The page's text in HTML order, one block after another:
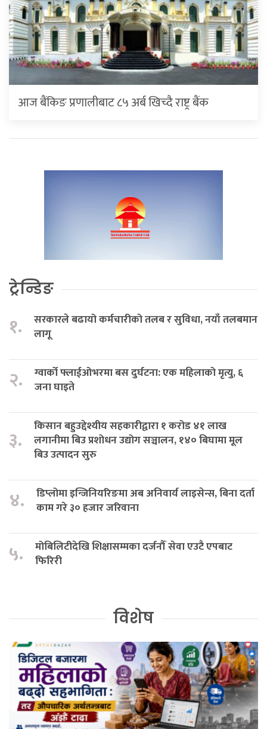
आज बैंकिङ प्रणालीबाट ८५ अर्ब खिच्दै राष्ट्र बैंक
ट्रेन्डिङ
१.
सरकारले बढायो कर्मचारीको तलब र सुविधा, नयाँ तलबमान
लागू
२.
ग्वार्को फ्लाईओभरमा बस दुर्घटना: एक महिलाको मृत्यु, ६
जना घाइते
३.
किसान बहुउद्देश्यीय सहकारीद्वारा १ करोड ४१ लाख
लगानीमा बिउ प्रशोधन उद्योग सञ्चालन, १४० बिघामा मूल
बिउ उत्पादन सुरु
४.
डिप्लोमा इन्जिनियरिङमा अब अनिवार्य लाइसेन्स, बिना दर्ता
काम गरे ३० हजार जरिवाना
५.
मोबिलिटीदेखि शिक्षासम्मका दर्जनौँ सेवा एउटै एपबाट
फिरिरी
विशेष